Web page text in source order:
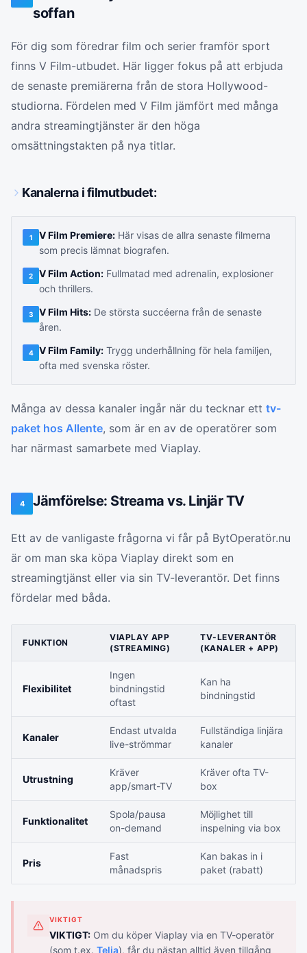
soffan
För dig som föredrar film och serier framför sport
finns V Film-utbudet. Här ligger fokus på att erbjuda
de senaste premiärerna från de stora Hollywood-
studiorna. Fördelen med V Film jämfört med många
andra streamingtjänster är den höga
omsättningstakten på nya titlar.
Kanalerna i filmutbudet:
1 V Film Premiere: Här visas de allra senaste filmerna
som precis lämnat biografen.
2 V Film Action: Fullmatad med adrenalin, explosioner
och thrillers.
3 V Film Hits: De största succéerna från de senaste
åren.
4 V Film Family: Trygg underhållning för hela familjen,
ofta med svenska röster.
Många av dessa kanaler ingår när du tecknar ett tv-
paket hos Allente, som är en av de operatörer som
har närmast samarbete med Viaplay.
4 Jämförelse: Streama vs. Linjär TV
Ett av de vanligaste frågorna vi får på BytOperatör.nu
är om man ska köpa Viaplay direkt som en
streamingtjänst eller via sin TV-leverantör. Det finns
fördelar med båda.
FUNKTION
VIAPLAY APP
(STREAMING)
TV-LEVERANTÖR
(KANALER + APP)
Flexibilitet
Ingen
bindningstid
oftast
Kan ha
bindningstid
Kanaler
Endast utvalda
live-strömmar
Fullständiga linjära
kanaler
Utrustning
Kräver
app/smart-TV
Kräver ofta TV-
box
Funktionalitet
Spola/pausa
on-demand
Möjlighet till
inspelning via box
Pris
Fast
månadspris
Kan bakas in i
paket (rabatt)
VIKTIGT
VIKTIGT: Om du köper Viaplay via en TV-operatör
(som t.ex. Telia), får du nästan alltid även tillgång